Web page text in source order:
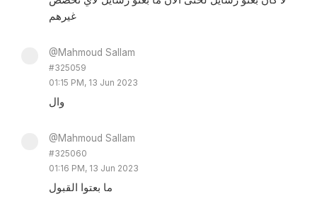
غيرهم
@Mahmoud Sallam
#325059
01:15 PM, 13 Jun 2023
وال
@Mahmoud Sallam
#325060
01:16 PM, 13 Jun 2023
ما بعتوا القبول